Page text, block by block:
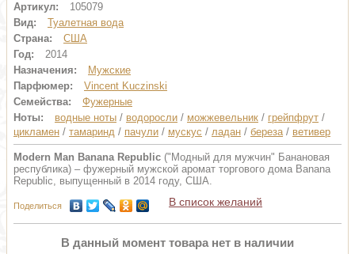
Артикул:
105079
Вид:
Туалетная вода
Страна:
США
Год:
2014
Назначения:
Мужские
Парфюмер:
Vincent Kuczinski
Семейства:
Фужерные
Ноты:
водные ноты / водоросли / можжевельник / грейпфрут /
цикламен / тамаринд / пачули / мускус / ладан / береза/ ветивер
Modern Man Banana Republic ("Модный для мужчин" Банановая
республика) – фужерный мужской аромат торгового дома Banana
Republic, выпущенный в 2014 году, США.
Поделиться В список желаний
В данный момент товара нет в наличии